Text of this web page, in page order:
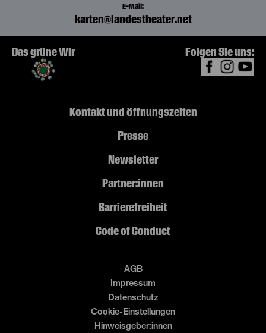
E-Mail:
karten@landestheater.net
Das grüne Wir Folgen Sie uns:
Kontakt und Öffnungszeiten
Presse
Newsletter
Partner:innen
Barrierefreiheit
Code of Conduct
AGB
Impressum
Datenschutz
Cookie-Einstellungen
Hinweisgeber:innen